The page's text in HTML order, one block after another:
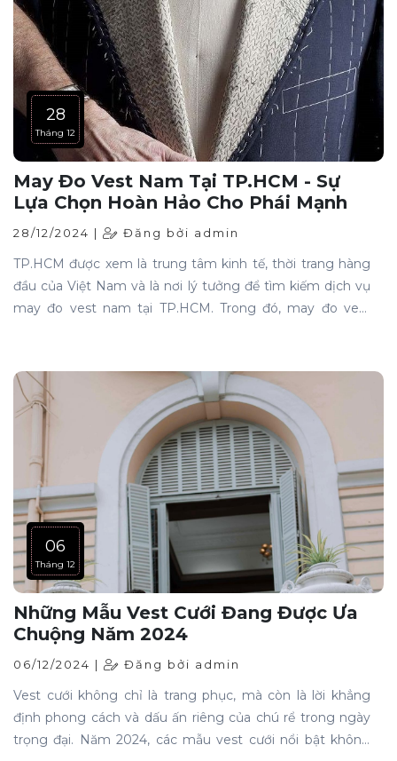
28
Tháng 12
May Đo Vest Nam Tại TP.HCM - Sự
Lựa Chọn Hoàn Hảo Cho Phái Mạnh
28/12/2024 | Đăng bởi admin
TP.HCM được xem là trung tâm kinh tế, thời trang hàng
đầu của Việt Nam và là nơi lý tưởng để tìm kiếm dịch vụ
may đo vest nam tại TP.HCM. Trong đó, may đo vest
biểu tượng của phong cách và bản lĩnh. Vest không chỉ
giúp người mặc tự tin mà còn thể hiện sự lịch lãm,
chuyên nghiệp trong mọi hoàn cảnh.
06
Tháng 12
Những Mẫu Vest Cưới Đang Được Ưa
Chuộng Năm 2024
06/12/2024 | Đăng bởi admin
Vest cưới không chỉ là trang phục, mà còn là lời khẳng
định phong cách và dấu ấn riêng của chú rể trong ngày
trọng đại. Năm 2024, các mẫu vest cưới nổi bật không